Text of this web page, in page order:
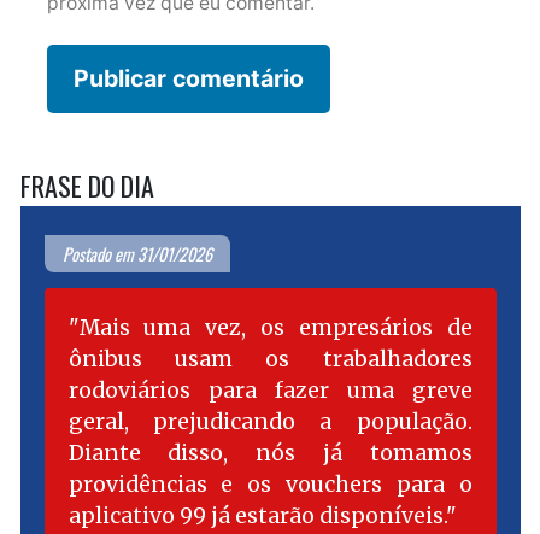
FRASE DO DIA
Postado em 31/01/2026
Mais uma vez, os empresários de
ônibus usam os trabalhadores
rodoviários para fazer uma greve
geral, prejudicando a população.
Diante disso, nós já tomamos
providências e os vouchers para o
aplicativo 99 já estarão disponíveis.